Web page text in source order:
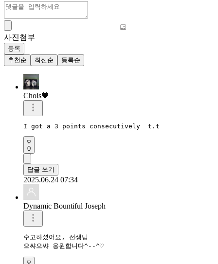
사진첨부
등록
추천순
최신순 등록순
Chois💙
I got a 3 points consecutively  t.t
0
답글 쓰기
2025.06.24 07:34
Dynamic Bountiful Joseph
수고하셨어요, 선생님
으쌰으쌰 응원합니다^--^♡